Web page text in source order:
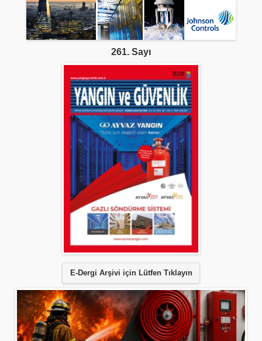
261. Sayı
E-Dergi Arşivi için Lütfen Tıklayın